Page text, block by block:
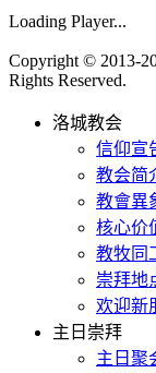
Loading Player...
Copyright © 2013-
Rights Reserved.
洛城教会
信仰宣
教会简
教會異
核心价
教牧同
崇拜地
欢迎新
主日崇拜
主日聚